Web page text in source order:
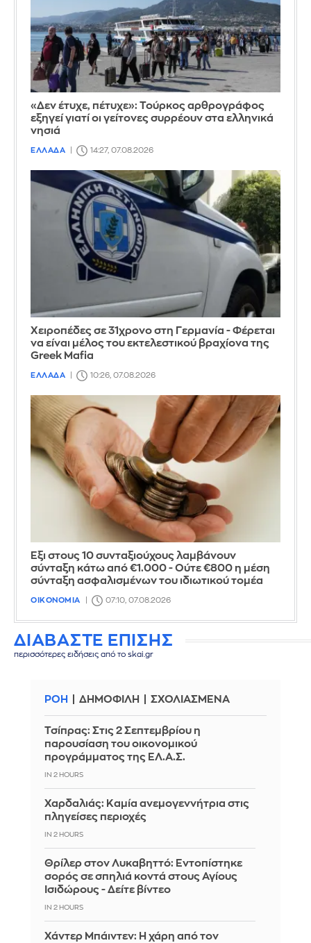
«Δεν έτυχε, πέτυχε»: Τούρκος αρθρογράφος
εξηγεί γιατί οι γείτονες συρρέουν στα ελληνικά
νησιά
ΕΛΛΑΔΑ 14:27, 07.08.2026
Χειροπέδες σε 31χρονο στη Γερμανία - Φέρεται
να είναι μέλος του εκτελεστικού βραχίονα της
Greek Mafia
ΕΛΛΑΔΑ 10:26, 07.08.2026
Έξι στους 10 συνταξιούχους λαμβάνουν
σύνταξη κάτω από €1.000 - Ούτε €800 η μέση
σύνταξη ασφαλισμένων του ιδιωτικού τομέα
ΟΙΚΟΝΟΜΙΑ 07:10, 07.08.2026
ΔΙΑΒΑΣΤΕ ΕΠΙΣΗΣ
περισσότερες ειδήσεις από το skai.gr
ΡΟΗ ΔΗΜΟΦΙΛΗ ΣΧΟΛΙΑΣΜΕΝΑ
Τσίπρας: Στις 2 Σεπτεμβρίου η
παρουσίαση του οικονομικού
προγράμματος της ΕΛ.Α.Σ.
IN 2 HOURS
Χαρδαλιάς: Καμία ανεμογεννήτρια στις
πληγείσες περιοχές
IN 2 HOURS
Θρίλερ στον Λυκαβηττό: Εντοπίστηκε
σορός σε σπηλιά κοντά στους Αγίους
Ισιδώρους - Δείτε βίντεο
IN 2 HOURS
Χάντερ Μπάιντεν: Η χάρη από τον